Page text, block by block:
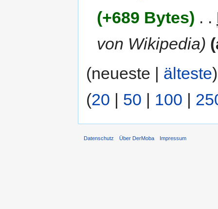
(+689 Bytes) . .
von Wikipedia)
(neueste | älteste
(20 | 50 | 100 |
Datenschutz Über DerMoba Impressum